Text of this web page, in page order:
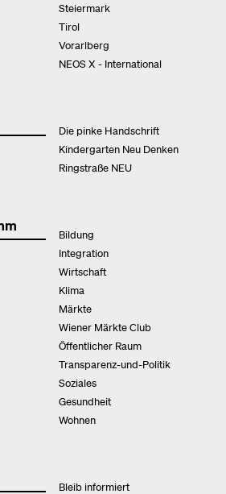
Steiermark
Tirol
Vorarlberg
NEOS X - International
Die pinke Handschrift
Kindergarten Neu Denken
Ringstraße NEU
Bildung
Integration
Wirtschaft
Klima
Märkte
Wiener Märkte Club
Öffentlicher Raum
Transparenz-und-Politik
Soziales
Gesundheit
Wohnen
Bleib informiert